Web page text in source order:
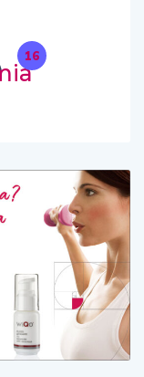
16